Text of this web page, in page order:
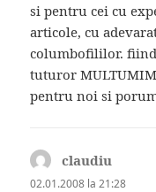
si pentru cei cu
articole, cu
columbofililor.
tuturor
pentru noi si
claudiu
02.01.2008 la 21:28